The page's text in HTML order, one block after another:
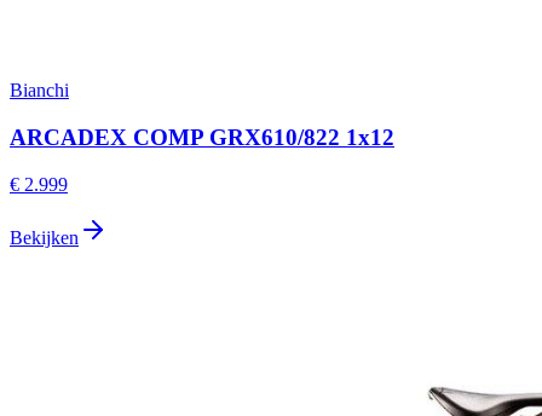
Bianchi
ARCADEX COMP GRX610/822 1x12
€ 2.999
Bekijken